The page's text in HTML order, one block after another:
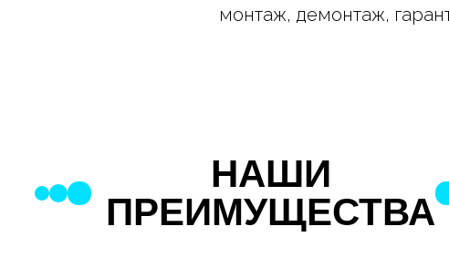
монтаж, демонтаж,
НАШИ
ПРЕИМУЩЕСТВА